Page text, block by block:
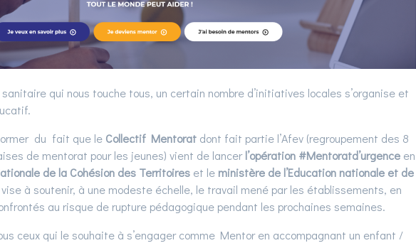
qui nous touche tous, un certain nombre d’initiatives locales s’organise et
du fait que le Collectif Mentorat dont fait partie l’Afev (regroupement des 8
de mentorat pour les jeunes) vient de lancerl’opération #Mentoratd’urgence en
de la Cohésion des Territoires et le ministère de l’Education nationale et de
à soutenir, à une modeste échelle, le travail mené par les établissements, en
au risque de rupture pédagogique pendant les prochaines semaines.
ceux qui le souhaite à s’engager comme Mentor en accompagnant un enfant /